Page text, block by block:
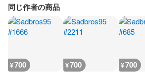
同じ作者の商品
¥700 ¥700 ¥700